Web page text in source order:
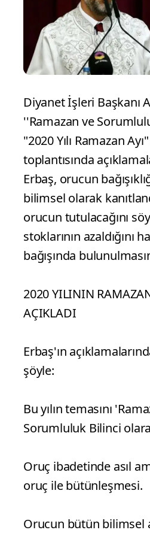
Diyanet İşleri Başkanı
''Ramazan ve
"2020 Yılı Ramazan
toplantısında
Erbaş, orucun
bilimsel olarak
orucun tutulacağını
stoklarının azaldığını
bağışında
2020 YILININ
AÇIKLADI
Erbaş'ın
şöyle:
Bu yılın temasını
Sorumluluk Bilinci
Oruç ibadetinde asıl
oruç ile bütünleşmesi.
Orucun bütün bilimsel